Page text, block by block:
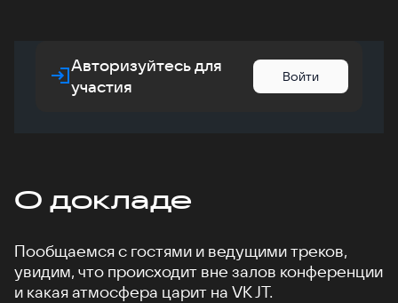
Авторизуйтесь для
участия
Войти
О докладе
Пообщаемся с гостями и ведущими треков,
увидим, что происходит вне залов конференции
и какая атмосфера царит на VK JT.